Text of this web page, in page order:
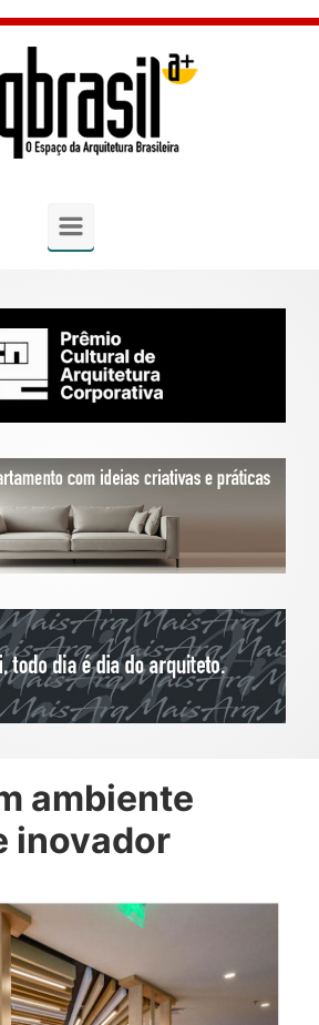
ambiente
inovador